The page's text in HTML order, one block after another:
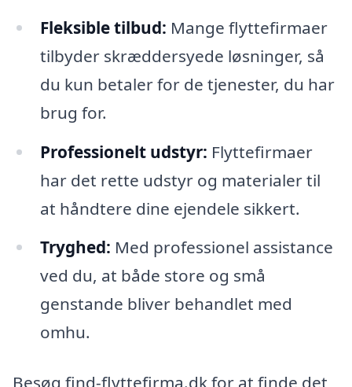
Fleksible tilbud: Mange flyttefirmaer
tilbyder skræddersyede løsninger, så
du kun betaler for de tjenester, du har
brug for.
Professionelt udstyr: Flyttefirmaer
har det rette udstyr og materialer til
at håndtere dine ejendele sikkert.
Tryghed: Med professionel assistance
ved du, at både store og små
genstande bliver behandlet med
omhu.
Besøg find-flyttefirma.dk for at finde det